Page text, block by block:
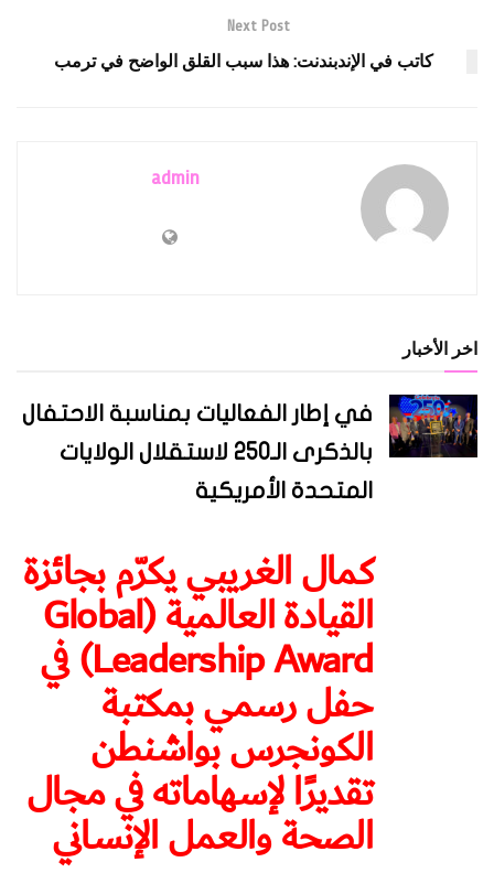
Next Post
كاتب في الإندبندنت: هذا سبب القلق الواضح في ترمب
admin
اخر الأخبار
في إطار الفعاليات بمناسبة الاحتفال
بالذكرى الـ250 لاستقلال الولايات
المتحدة الأمريكية
كمال الغريبي يكرّم بجائزة
القيادة العالمية (Global
Leadership Award) في
حفل رسمي بمكتبة
الكونجرس بواشنطن
تقديرًا لإسهاماته في مجال
الصحة والعمل الإنساني